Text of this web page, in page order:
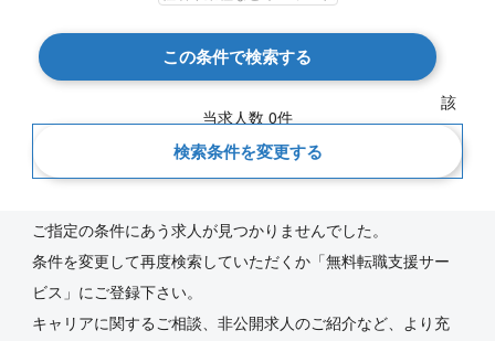
この条件で検索する
該
当求人数 0件
検索条件を変更する
新着順
ご指定の条件にあう求人が見つかりませんでした。
条件を変更して再度検索していただくか「無料転職支援サー
ビス」にご登録下さい。
キャリアに関するご相談、非公開求人のご紹介など、より充